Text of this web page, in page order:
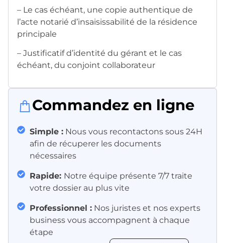
– Le cas échéant, une copie authentique de
l’acte notarié d’insaisissabilité de la résidence
principale
– Justificatif d’identité du gérant et le cas
échéant, du conjoint collaborateur
Commandez en ligne
Simple : Nous vous recontactons sous 24H
afin de récuperer les documents
nécessaires
Rapide: Notre équipe présente 7/7 traite
votre dossier au plus vite
Professionnel : Nos juristes et nos experts
business vous accompagnent à chaque
étape